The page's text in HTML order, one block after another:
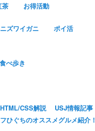
茶
お得活動
ズワイガニ
ポイ活
食べ歩き
HTML/CSS解説
USJ情報記事
ひぐちのオススメグルメ紹介！